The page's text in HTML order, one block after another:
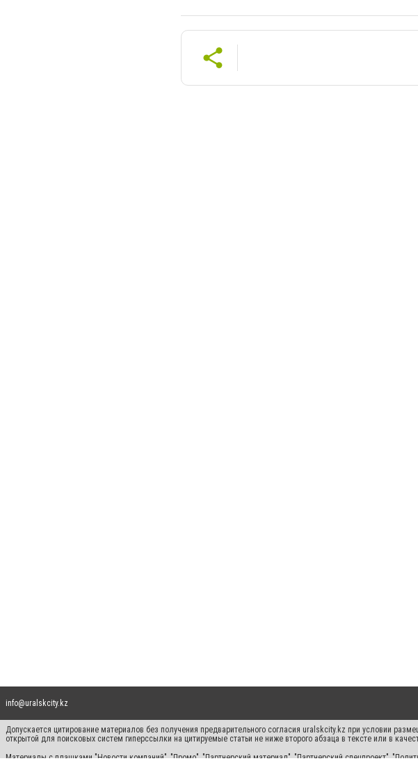
info@uralskcity.kz
Допускается цитирование материалов без получения предварительного согласия uralskcity.kz при условии
открытой для поисковых систем гиперссылки на цитируемые статьи не ниже второго абзаца в тексте или в
Материалы с плашками "Новости компаний", "Промо", "Партнерский материал", "Партнерский спецпроект",